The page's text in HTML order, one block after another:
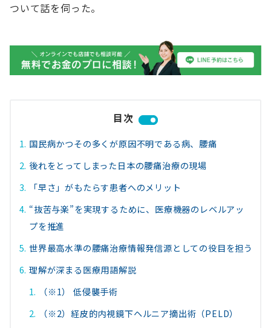
ついて話を伺った。
目次
国民病かつその多くが原因不明である病、腰痛
後れをとってしまった日本の腰痛治療の現場
「早さ」がもたらす患者へのメリット
“抜苦与楽”を実現するために、医療機器のレベルアッ
プを推進
世界最高水準の腰痛治療情報発信源としての役目を担う
理解が深まる医療用語解説
（※1） 低侵襲手術
（※2）経皮的内視鏡下ヘルニア摘出術（PELD）